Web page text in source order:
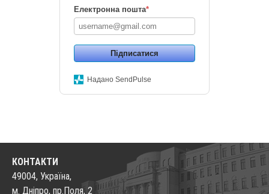
Електронна пошта*
Підписатися
Надано SendPulse
КОНТАКТИ
49004, Україна,
м. Дніпро, пр.Поля, 2